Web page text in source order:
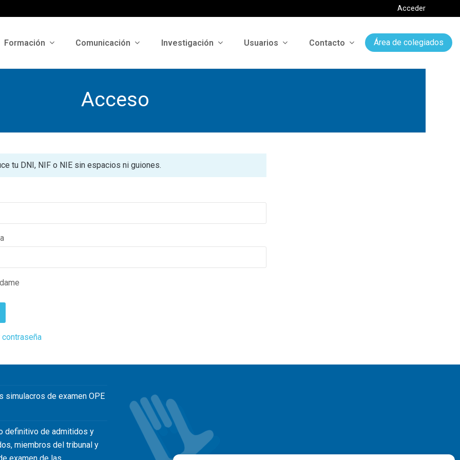
Acceder
Formación Comunicación Investigación Usuarios Contacto Área de colegiados
Acceso
tu DNI, NIF o NIE sin espacios ni guiones.
contraseña
simulacros de examen OPE
definitivo de admitidos y
miembros del tribunal y